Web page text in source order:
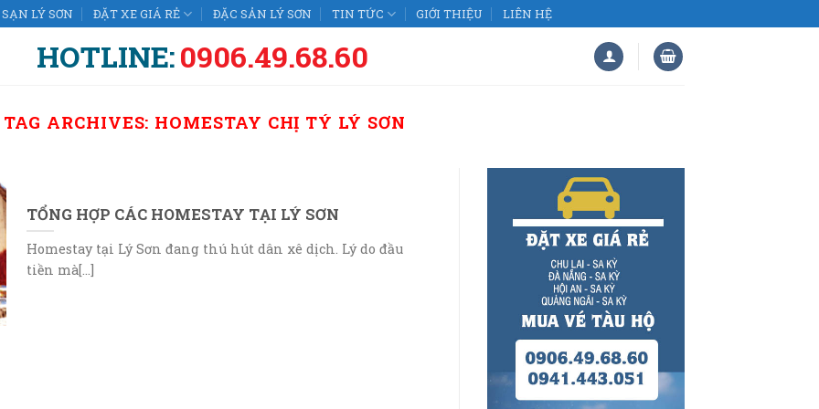
LÝ SƠN ĐẶT XE GIÁ RẺ ĐẶC SẢN LÝ SƠN TIN TỨC GIỚI THIỆU LIÊN HỆ
HOTLINE:0906.49.68.60
TAG ARCHIVES: HOMESTAY CHỊ TÝ LÝ SƠN
TỔNG HỢP CÁC HOMESTAY TẠI LÝ SƠN
Homestay tại Lý Sơn đang thú hút dân xê dịch. Lý do đầu
tiền mà[...]